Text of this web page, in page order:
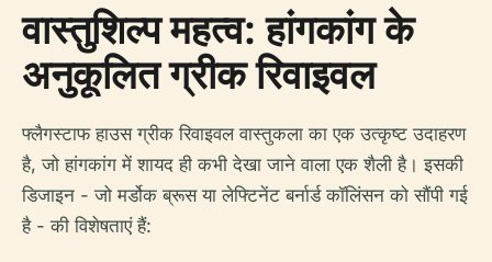
वास्तुशिल्प महत्व: हांगकांग के
अनुकूलित ग्रीक रिवाइवल
फ्लैगस्टाफ हाउस ग्रीक रिवाइवल वास्तुकला का एक उत्कृष्ट उदाहरण
है, जो हांगकांग में शायद ही कभी देखा जाने वाला एक शैली है। इसकी
डिजाइन - जो मर्डोक ब्रूस या लेफ्टिनेंट बर्नार्ड कॉलिंसन को सौंपी गई
है - की विशेषताएं हैं: